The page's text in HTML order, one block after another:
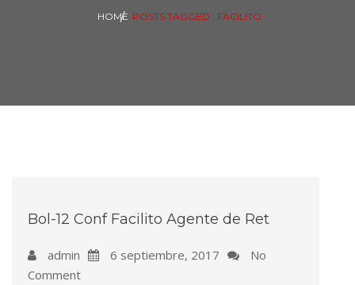
HOME POSTS TAGGED : FACILITO
Bol-12 Conf Facilito Agente de Ret
admin 6 septiembre, 2017
No
Comment